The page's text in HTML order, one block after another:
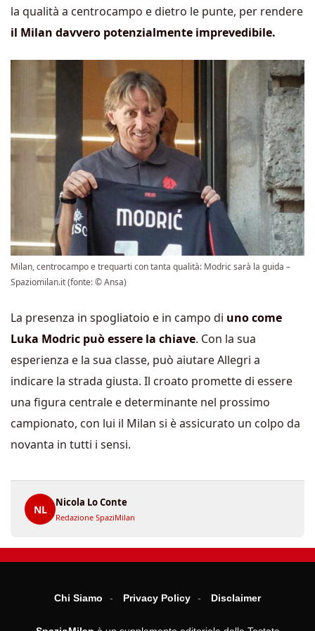
la qualità a centrocampo e dietro le punte, per rendere
il Milan davvero potenzialmente imprevedibile.
Milan, centrocampo e trequarti con tanta qualità: Modric sarà la guida –
Spaziomilan.it (fonte: © Ansa)
La presenza in spogliatoio e in campo di uno come
Luka Modric può essere la chiave. Con la sua
esperienza e la sua classe, può aiutare Allegri a
indicare la strada giusta. Il croato promette di essere
una figura centrale e determinante nel prossimo
campionato, con lui il Milan si è assicurato un colpo da
novanta in tutti i sensi.
NL
Nicola Lo Conte
Redazione SpaziMilan
Chi Siamo Privacy Policy Disclaimer